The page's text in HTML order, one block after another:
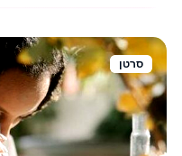
לסטנדרט טיפול במרכזים
סרטן